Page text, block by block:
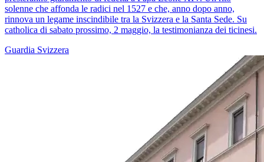
solenne che affonda le radici nel 1527 e che, anno dopo anno,
rinnova un legame inscindibile tra la Svizzera e la Santa Sede. Su
catholica di sabato prossimo, 2 maggio, la testimonianza dei ticinesi.
Guardia Svizzera